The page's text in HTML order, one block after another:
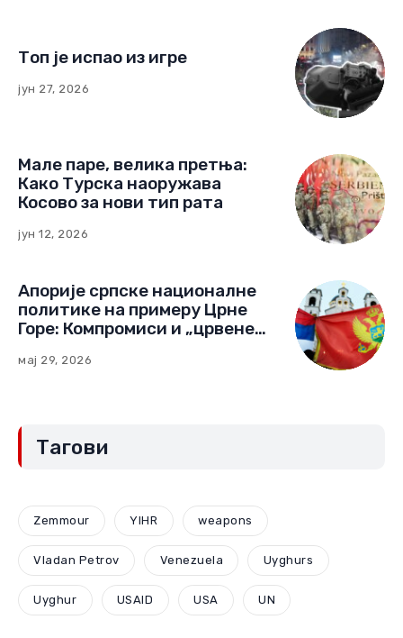
Топ је испао из игре
јун 27, 2026
Мале паре, велика претња:
Како Турска наоружава
Косово за нови тип рата
јун 12, 2026
Апорије српске националне
политике на примеру Црне
Горе: Компромиси и „црвене
мај 29, 2026
Тагови
Zemmour YIHR weapons
Vladan Petrov Venezuela Uyghurs
Uyghur USAID USA UN